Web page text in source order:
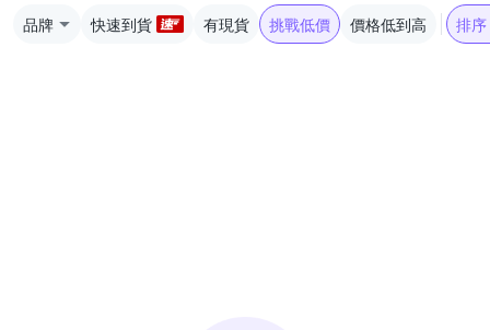
品牌 快速到貨 有現貨 挑戰低價 價格低到高 排序